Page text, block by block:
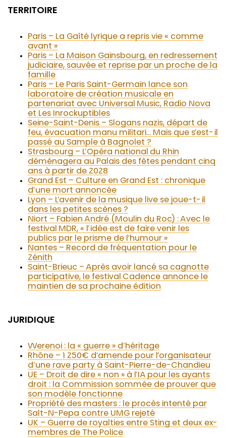
TERRITOIRE
Paris – La Gaîté lyrique a repris vie « comme
avant »
Paris – La Maison Gainsbourg, en redressement
judiciaire, sauvée et reprise par un proche de la
famille
Paris – Le Paris Saint-Germain lance son
laboratoire de création musicale en
partenariat avec Universal Music, Radio Nova
et Les Inrockuptibles
Seine-Saint-Denis – Slogans nazis, départ de
feu, évacuation manu militari… Mais que s’est-il
passé au Sample à Bagnolet ?
Strasbourg – L’Opéra national du Rhin
déménagera au Palais des fêtes pendant cinq
ans à partir de 2028
Grand Est – Culture en Grand Est : chronique
d’une mort annoncée
Lyon – L’avenir de la musique live se joue-t-il
dans les petites scènes ?
Niort – Fabien André (Moulin du Roc) : Avec le
festival MDR, « l’idée est de faire venir les
publics par le prisme de l’humour »
Nantes – Record de fréquentation pour le
Zénith
Saint-Brieuc – Après avoir lancé sa cagnotte
participative, le festival Cadence annonce le
maintien de sa prochaine édition
JURIDIQUE
Werenoi : la « guerre » d’héritage
Rhône – 1 250€ d’amende pour l’organisateur
d’une rave party à Saint-Pierre-de-Chandieu
UE – Droit de dire « non » à l’IA pour les ayants
droit : la Commission sommée de prouver que
son modèle fonctionne
Propriété des masters : le procès intenté par
Salt-N-Pepa contre UMG rejeté
UK – Guerre de royalties entre Sting et deux ex-
membres de The Police